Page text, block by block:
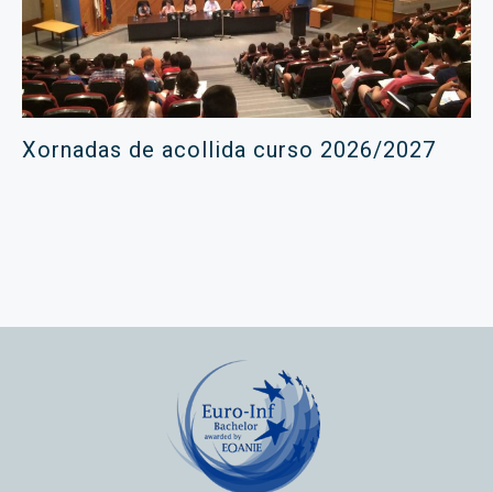
Xornadas de acollida curso 2026/2027